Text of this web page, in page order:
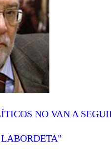
NO VAN A